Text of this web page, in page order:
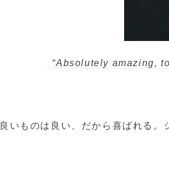
“Absolutely amazing,
良いものは良い、だから喜ばれる。